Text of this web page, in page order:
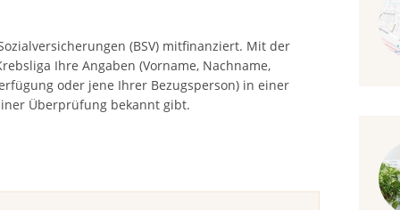
(BSV) mitfinanziert. Mit der
Ihre Angaben (Vorname, Nachname,
oder jene Ihrer Bezugsperson) in einer
Überprüfung bekannt gibt.